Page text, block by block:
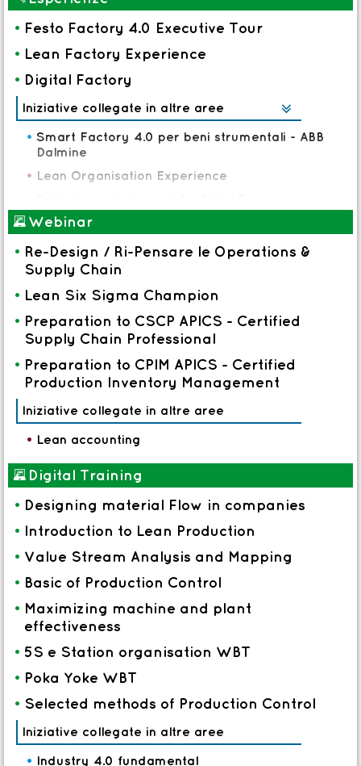
•
AI e Industrial Intelligence
•
Digital Industrial manager
Product re-design to cost
• Shopfloor Management
• Festo Factory 4.0 Executive Tour
• Lean Factory Experience
• Digital Factory
Iniziative collegate in altre aree 
• Smart Factory 4.0 per beni strumentali - ABB
Dalmine
• Lean Organisation Experience
• Guadagnare flessibilità e produttività con il re-
design di linee e soluzioni 4.0 - SEW Tour
* Webinar
• Re-Design / Ri-Pensare le Operations &
Supply Chain
• Lean Six Sigma Champion
• Preparation to CSCP APICS - Certified
Supply Chain Professional
• Preparation to CPIM APICS - Certified
Production Inventory Management
Iniziative collegate in altre aree
• Lean accounting
* Digital Training
• Designing material Flow in companies
• Introduction to Lean Production
• Value Stream Analysis and Mapping
• Basic of Production Control
• Maximizing machine and plant
effectiveness
• 5S e Station organisation WBT
• Poka Yoke WBT
• Selected methods of Production Control
Iniziative collegate in altre aree
• Industry 4.0 fundamental